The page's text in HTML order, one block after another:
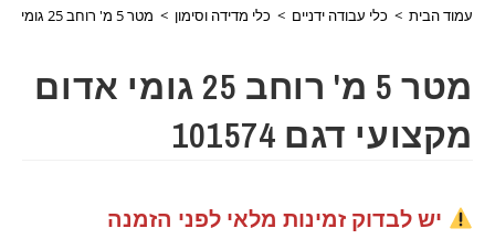
עמוד הבית > כלי עבודה ידניים > כלי מדידה וסימון > מטר 5 מ' רוחב 25 גומי אדום מקצועי דגם 101574
מטר 5 מ' רוחב 25 גומי אדום
מקצועי דגם 101574
יש לבדוק זמינות מלאי לפני הזמנה